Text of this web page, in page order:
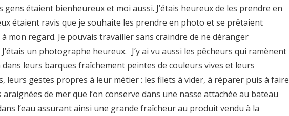
gens étaient bienheureux et moi aussi. J’étais heureux de les prendre en
étaient ravis que je souhaite les prendre en photo et se prêtaient
mon regard. Je pouvais travailler sans craindre de ne déranger
un photographe heureux. J’y ai vu aussi les pêcheurs qui ramènent
dans leurs barques fraîchement peintes de couleurs vives et leurs
leurs gestes propres à leur métier : les filets à vider, à réparer puis à faire
araignées de mer que l’on conserve dans une nasse attachée au bateau
l’eau assurant ainsi une grande fraîcheur au produit vendu à la